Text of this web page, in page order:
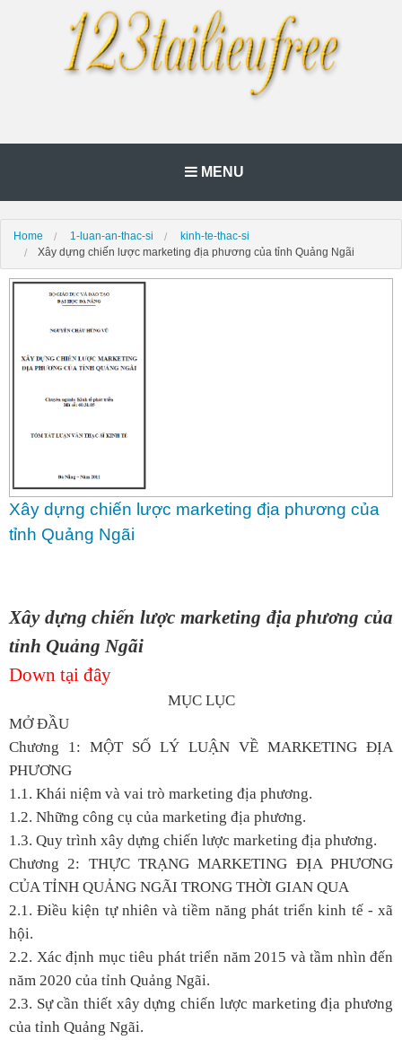
MENU
Home 1-luan-an-thac-si
kinh-te-thac-si
Xây dựng chiến lược marketing địa phương của tỉnh Quảng Ngãi
Xây dựng chiến lược marketing địa phương của
tỉnh Quảng Ngãi
Xây dựng chiến lược marketing địa phương của
tỉnh Quảng Ngãi
Down tại đây
MỤC LỤC
MỞ ĐẦU
Chương 1: MỘT SỐ LÝ LUẬN VỀ MARKETING ĐỊA
PHƯƠNG
1.1. Khái niệm và vai trò marketing địa phương.
1.2. Những công cụ của marketing địa phương.
1.3. Quy trình xây dựng chiến lược marketing địa phương.
Chương 2: THỰC TRẠNG MARKETING ĐỊA PHƯƠNG
CỦA TỈNH QUẢNG NGÃI TRONG THỜI GIAN QUA
2.1. Điều kiện tự nhiên và tiềm năng phát triển kinh tế - xã
hội.
2.2. Xác định mục tiêu phát triển năm 2015 và tầm nhìn đến
năm 2020 của tỉnh Quảng Ngãi.
2.3. Sự cần thiết xây dựng chiến lược marketing địa phương
của tỉnh Quảng Ngãi.